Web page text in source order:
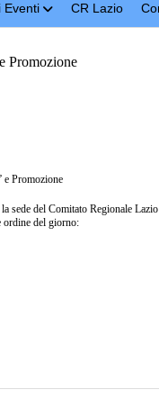
Eventi CR Lazio
Promozione
e Promozione
sede del Comitato Regionale
ordine del giorno: